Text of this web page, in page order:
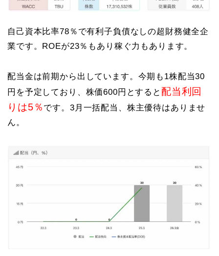
自己資本比率78％で有利子負債なしの超財務健全企
業です。ROEが23％もあり稼ぐ力もあります。
配当金は前期から出しています。今期も1株配当30
円を予定しており、株価600円とすると 配当利回
りは5％ です。3月一括配当、株主優待はありませ
ん。